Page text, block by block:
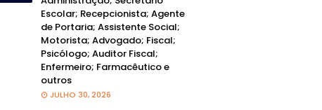
Escolar; Recepcionista; Agente
de Portaria; Assistente Social;
Motorista; Advogado; Fiscal;
Psicólogo; Auditor Fiscal;
Enfermeiro; Farmacêutico e
outros
JULHO 30, 2026